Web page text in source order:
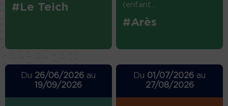
#Le Teich
(enfant...
#Arès
Du 26/06/2026 au
19/09/2026
Du 01/07/2026 au
27/08/2026